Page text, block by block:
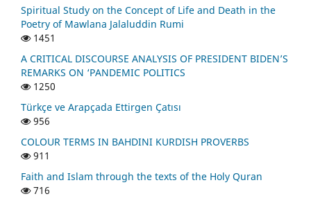
Spiritual Study on the Concept of Life and Death in the
Poetry of Mawlana Jalaluddin Rumi
1451
A CRITICAL DISCOURSE ANALYSIS OF PRESIDENT BIDEN’S
REMARKS ON ‘PANDEMIC POLITICS
1250
Türkçe ve Arapçada Ettirgen Çatısı
956
COLOUR TERMS IN BAHDINI KURDISH PROVERBS
911
Faith and Islam through the texts of the Holy Quran
716